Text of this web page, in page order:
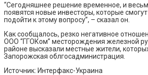
“Сегодняшнее решение временное, и
появятся новые инвесторы, которые
подойти к этому вопросу”, – сказал он.
Как сообщалось, резко негативное
ООО “ГГОКом” месторождения железной
районе высказали местные жители,
Запорожская облгосадминистрация.
Источник: Интерфакс-Украина